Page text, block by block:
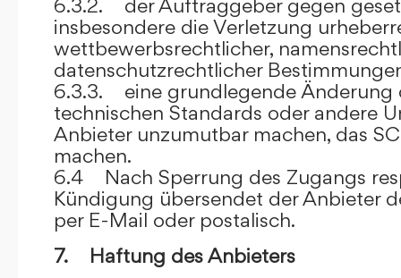
6.3.2. der Auftraggeber gegen
insbesondere die Verletzung
wettbewerbsrechtlicher,
datenschutzrechtlicher
6.3.3. eine grundlegende Änderung
technischen Standards oder andere
Anbieter unzumutbar machen, das
machen.
6.4 Nach Sperrung des Zugangs
Kündigung übersendet der Anbieter
per E-Mail oder postalisch.
7. Haftung des Anbieters